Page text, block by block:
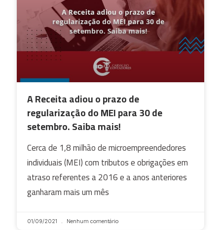
A Receita adiou o prazo de
regularização do MEI para 30 de
setembro. Saiba mais!
Cerca de 1,8 milhão de microempreendedores
individuais (MEI) com tributos e obrigações em
atraso referentes a 2016 e a anos anteriores
ganharam mais um mês
01/09/2021 Nenhum comentário